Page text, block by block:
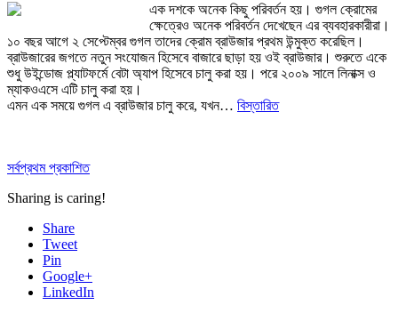
এক দশকে অনেক কিছু পরিবর্তন হয়। গুগল ক্রোমের
ক্ষেত্রেও অনেক পরিবর্তন দেখেছেন এর ব্যবহারকারীরা।
১০ বছর আগে ২ সেপ্টেম্বর গুগল তাদের ক্রোম ব্রাউজার প্রথম উন্মুক্ত করেছিল।
ব্রাউজারের জগতে নতুন সংযোজন হিসেবে বাজারে ছাড়া হয় ওই ব্রাউজার। শুরুতে একে
শুধু উইন্ডোজ প্ল্যাটফর্মে বেটা অ্যাপ হিসেবে চালু করা হয়। পরে ২০০৯ সালে লিনাক্স ও
ম্যাকওএসে এটি চালু করা হয়।
এমন এক সময়ে গুগল এ ব্রাউজার চালু করে, যখন… বিস্তারিত
সর্বপ্রথম প্রকাশিত
Sharing is caring!
Share
Tweet
Pin
Google+
LinkedIn